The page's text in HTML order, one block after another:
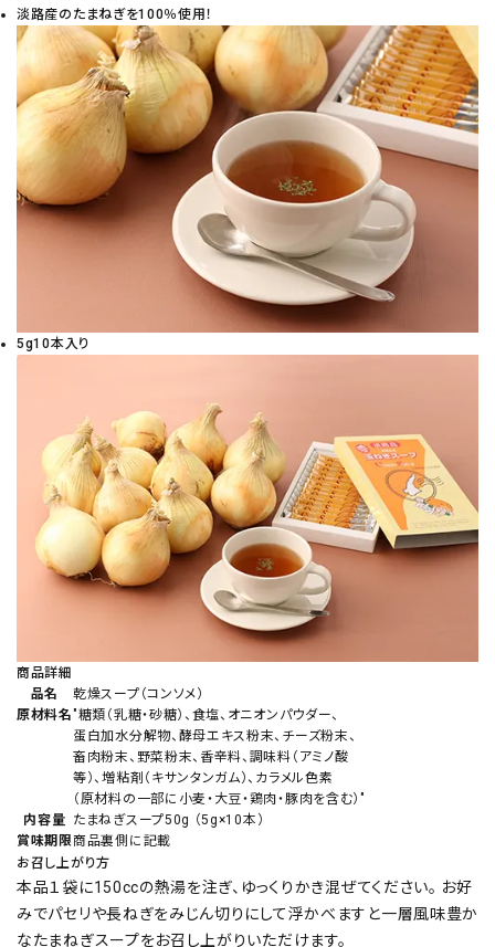
淡路産のたまねぎを100％使用！
5g10本入り
商品詳細
品名
乾燥スープ（コンソメ）
原材料名"糖類（乳糖・砂糖）、食塩、オニオンパウダー、
蛋白加水分解物、酵母エキス粉末、チーズ粉末、
畜肉粉末、野菜粉末、香辛料、調味料（アミノ酸
等）、増粘剤（キサンタンガム）、カラメル色素
（原材料の一部に小麦・大豆・鶏肉・豚肉を含む）"
内容量 たまねぎスープ50g （5g×10本）
賞味期限商品裏側に記載
お召し上がり方
本品１袋に150ccの熱湯を注ぎ、ゆっくりかき混ぜてください。 お好
みでパセリや長ねぎをみじん切りにして浮かべますと一層風味豊か
なたまねぎスープをお召し上がりいただけます。